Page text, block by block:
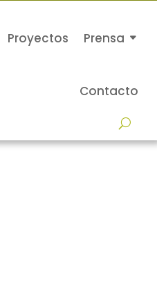
Proyectos Prensa
Contacto